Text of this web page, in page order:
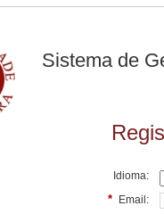
Sistema de
Idioma:
* Email: